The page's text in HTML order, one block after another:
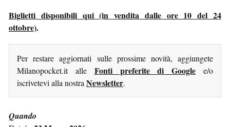
Biglietti disponibili qui (in vendita dalle ore 10 del 24
ottobre).
Per restare aggiornati sulle prossime novità, aggiungete
Milanopocket.it alle Fonti preferite di Google e/o
iscrivetevi alla nostra Newsletter.
Quando